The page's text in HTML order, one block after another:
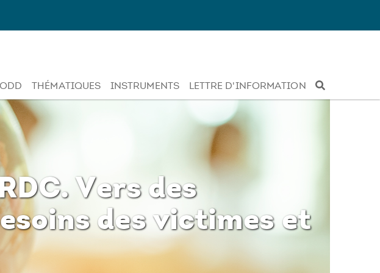
ODD THÉMATIQUES INSTRUMENTS LETTRE D'INFORMATION
Vers des
des victimes et